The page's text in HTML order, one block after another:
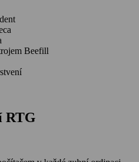
Beefill
RTG